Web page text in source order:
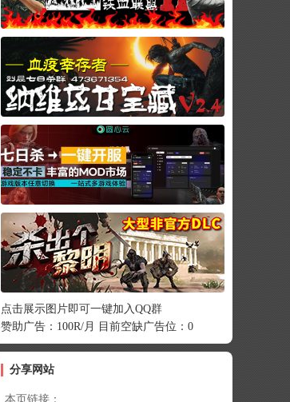
点击展示图片即可一键加入QQ群
赞助广告：100R/月 目前空缺广告位：0
分享网站
本页链接：